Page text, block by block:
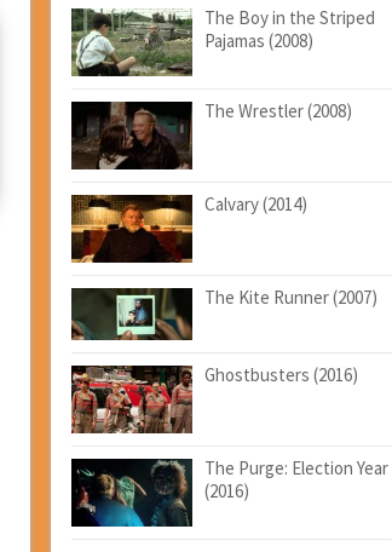
The Boy in the Striped
Pajamas (2008)
The Wrestler (2008)
Calvary (2014)
The Kite Runner (2007)
Ghostbusters (2016)
The Purge: Election Year
(2016)